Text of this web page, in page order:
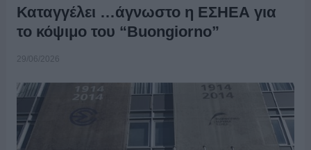
Καταγγέλει …άγνωστο η ΕΣΗΕΑ για
το κόψιμο του “Buongiorno”
29/06/2026